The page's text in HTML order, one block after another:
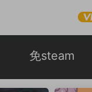
免steam